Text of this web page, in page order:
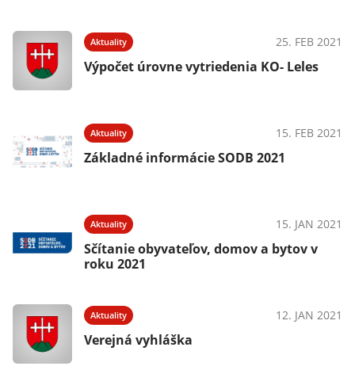
Aktuality 25. FEB 2021
Výpočet úrovne vytriedenia KO- Leles
Aktuality 15. FEB 2021
Základné informácie SODB 2021
Aktuality 15. JAN 2021
Sčítanie obyvateľov, domov a bytov v
roku 2021
Aktuality 12. JAN 2021
Verejná vyhláška